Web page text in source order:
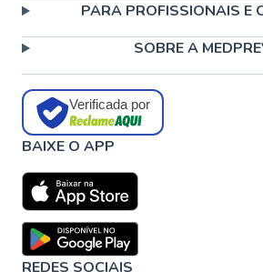
PARA PROFISSIONAIS E
SOBRE A
Verificada por
BAIXE O APP
REDES SOCIAIS